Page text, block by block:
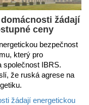
žádají
ceny
bezpečnost
který pro
společnost IBRS.
že ruská agrese na
žádají energetickou